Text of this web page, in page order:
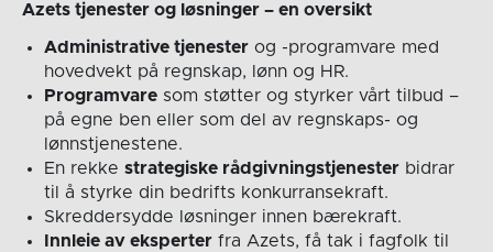
Azets tjenester og løsninger – en oversikt
Administrative tjenesterog -programvare med
hovedvekt på regnskap, lønn og HR.
Programvaresom støtter og styrker vårt tilbud –
på egne ben eller som del av regnskaps- og
lønnstjenestene.
En rekke strategiske rådgivningstjenesterbidrar
til å styrke din bedrifts konkurransekraft.
Skreddersydde løsninger innen bærekraft.
Innleie av eksperterfra Azets, få tak i fagfolk til